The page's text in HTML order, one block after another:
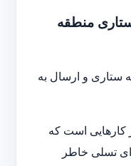
منطقه
ستاری و ارسال به
کارهایی است که
تسلی خاطر